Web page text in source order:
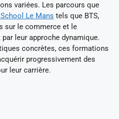
variées. Les parcours que
Le Mans tels que BTS,
sur le commerce et le
leur approche dynamique.
concrètes, ces formations
progressivement des
leur carrière.